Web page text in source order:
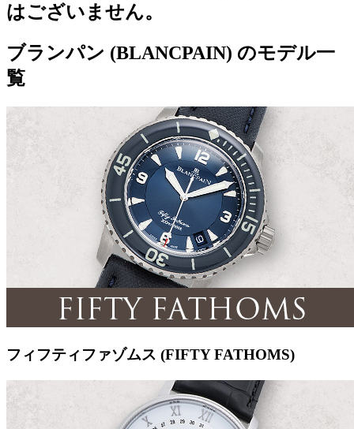
はございません。
ブランパン (BLANCPAIN) のモデル一
覧
フィフティファゾムス (FIFTY FATHOMS)